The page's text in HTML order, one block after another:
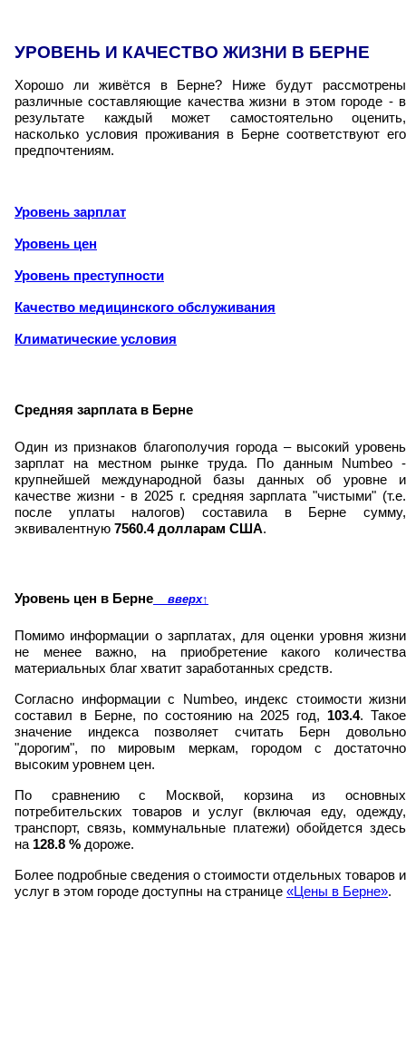
УРОВЕНЬ И КАЧЕСТВО ЖИЗНИ В БЕРНЕ
Хорошо ли живётся в Берне? Ниже будут рассмотрены
различные составляющие качества жизни в этом городе - в
результате каждый может самостоятельно оценить,
насколько условия проживания в Берне соответствуют его
предпочтениям.
Уровень зарплат
Уровень цен
Уровень преступности
Качество медицинского обслуживания
Климатические условия
Средняя зарплата в Берне
Один из признаков благополучия города – высокий уровень
зарплат на местном рынке труда. По данным Numbeo -
крупнейшей международной базы данных об уровне и
качестве жизни - в 2025 г. средняя зарплата "чистыми" (т.е.
после уплаты налогов) составила в Берне сумму,
эквивалентную 7560.4 долларам США.
Уровень цен в Берне вверх↑
Помимо информации о зарплатах, для оценки уровня жизни
не менее важно, на приобретение какого количества
материальных благ хватит заработанных средств.
Согласно информации с Numbeo, индекс стоимости жизни
составил в Берне, по состоянию на 2025 год, 103.4. Такое
значение индекса позволяет считать Берн довольно
"дорогим", по мировым меркам, городом с достаточно
высоким уровнем цен.
По сравнению с Москвой, корзина из основных
потребительских товаров и услуг (включая еду, одежду,
транспорт, связь, коммунальные платежи) обойдется здесь
на 128.8 % дороже.
Более подробные сведения о стоимости отдельных товаров и
услуг в этом городе доступны на странице «Цены в Берне».